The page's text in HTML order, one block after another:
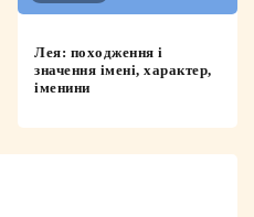
Лея: походження і
значення імені, характер,
іменини